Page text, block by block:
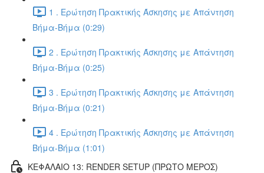
1 . Ερώτηση Πρακτικής Άσκησης με Απάντηση
Βήμα-Βήμα (0:29)
2 . Ερώτηση Πρακτικής Άσκησης με Απάντηση
Βήμα-Βήμα (0:25)
3 . Ερώτηση Πρακτικής Άσκησης με Απάντηση
Βήμα-Βήμα (0:21)
4 . Ερώτηση Πρακτικής Άσκησης με Απάντηση
Βήμα-Βήμα (1:01)
ΚΕΦΑΛΑΙΟ 13: RENDER SETUP (ΠΡΩΤΟ ΜΕΡΟΣ)